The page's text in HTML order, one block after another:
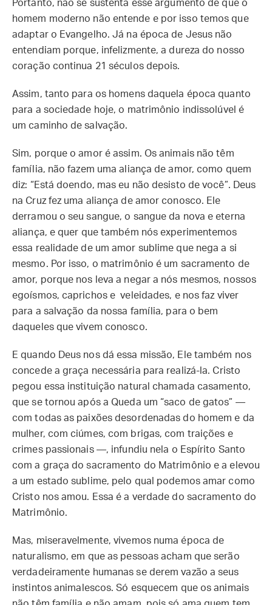
Portanto, não se sustenta esse argumento de que o
homem moderno não entende e por isso temos que
adaptar o Evangelho. Já na época de Jesus não
entendiam porque, infelizmente, a dureza do nosso
coração continua 21 séculos depois.
Assim, tanto para os homens daquela época quanto
para a sociedade hoje, o matrimônio indissolúvel é
um caminho de salvação.
Sim, porque o amor é assim. Os animais não têm
família, não fazem uma aliança de amor, como quem
diz: “Está doendo, mas eu não desisto de você”. Deus
na Cruz fez uma aliança de amor conosco. Ele
derramou o seu sangue, o sangue da nova e eterna
aliança, e quer que também nós experimentemos
essa realidade de um amor sublime que nega a si
mesmo. Por isso, o matrimônio é um sacramento de
amor, porque nos leva a negar a nós mesmos, nossos
egoísmos, caprichos e veleidades, e nos faz viver
para a salvação da nossa família, para o bem
daqueles que vivem conosco.
E quando Deus nos dá essa missão, Ele também nos
concede a graça necessária para realizá-la. Cristo
pegou essa instituição natural chamada casamento,
que se tornou após a Queda um “saco de gatos” —
com todas as paixões desordenadas do homem e da
mulher, com ciúmes, com brigas, com traições e
crimes passionais —, infundiu nela o Espírito Santo
com a graça do sacramento do Matrimônio e a elevou
a um estado sublime, pelo qual podemos amar como
Cristo nos amou. Essa é a verdade do sacramento do
Matrimônio.
Mas, miseravelmente, vivemos numa época de
naturalismo, em que as pessoas acham que serão
verdadeiramente humanas se derem vazão a seus
instintos animalescos. Só esquecem que os animais